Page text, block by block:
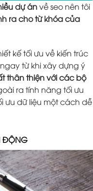
dự ánvề seo nên tôi
ra cho từ khóa của
kế tối ưu về kiến trúc
từ khi xây dựng ý
thân thiện với các bộ
ra tính năng tối ưu
ưu dữ liệu một cách dễ
ĐỘNG